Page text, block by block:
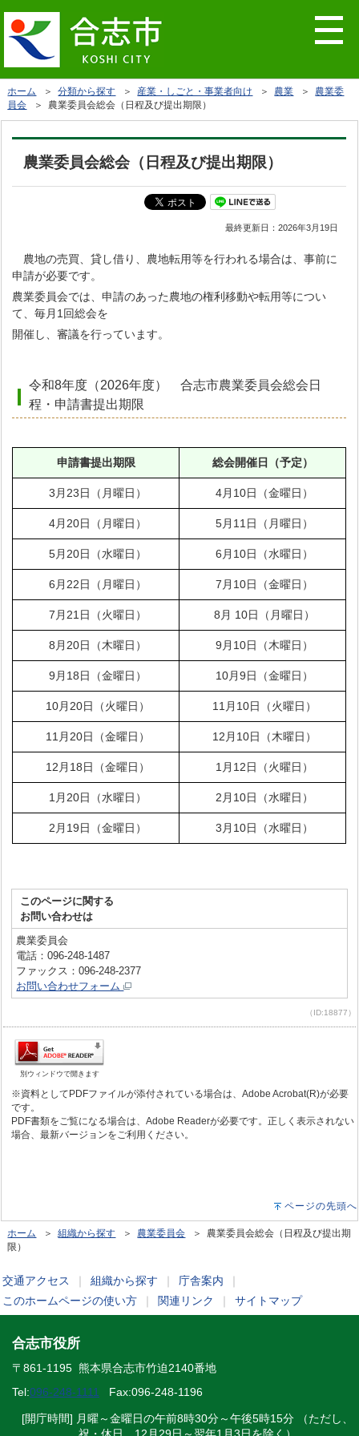
ホーム ＞分類から探す ＞ 産業・しごと・事業者向け ＞ 農業 ＞ 農業委
員会 ＞ 農業委員会総会（日程及び提出期限）
農業委員会総会（日程及び提出期限）
最終更新日：2026年3月19日
農地の売買、貸し借り、農地転用等を行われる場合は、事前に
申請が必要です。
農業委員会では、申請のあった農地の権利移動や転用等につい
て、毎月1回総会を
開催し、審議を行っています。
令和8年度（2026年度） 合志市農業委員会総会日
程・申請書提出期限
申請書提出期限 総会開催日（予定）
3月23日（月曜日） 4月10日（金曜日）
4月20日（月曜日） 5月11日（月曜日）
5月20日（水曜日） 6月10日（水曜日）
6月22日（月曜日） 7月10日（金曜日）
7月21日（火曜日） 8月 10日（月曜日）
8月20日（木曜日） 9月10日（木曜日）
9月18日（金曜日） 10月9日（金曜日）
10月20日（火曜日） 11月10日（火曜日）
11月20日（金曜日） 12月10日（木曜日）
12月18日（金曜日） 1月12日（火曜日）
1月20日（水曜日） 2月10日（水曜日）
2月19日（金曜日） 3月10日（水曜日）
このページに関する
お問い合わせは
農業委員会
電話：096-248-1487
ファックス：096-248-2377
お問い合わせフォーム
（ID:18877）
別ウィンドウで開きます
※資料としてPDFファイルが添付されている場合は、Adobe Acrobat(R)が必要
です。
PDF書類をご覧になる場合は、Adobe Readerが必要です。正しく表示されない
場合、最新バージョンをご利用ください。
ページの先頭へ
ホーム ＞組織から探す ＞ 農業委員会 ＞ 農業委員会総会（日程及び提出期
限）
交通アクセス 組織から探す 庁舎案内
このホームページの使い方
関連リンク サイトマップ
合志市役所
〒861-1195 熊本県合志市竹迫2140番地
Tel:096-248-1111 Fax:096-248-1196
[開庁時間] 月曜～金曜日の午前8時30分～午後5時15分 （ただし、